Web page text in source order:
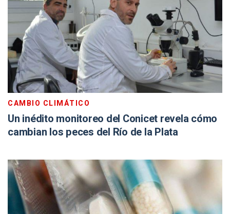
CAMBIO CLIMÁTICO
Un inédito monitoreo del Conicet revela cómo
cambian los peces del Río de la Plata